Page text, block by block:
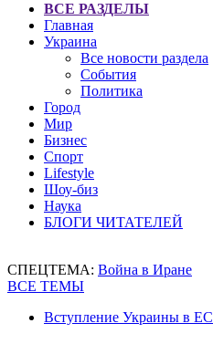
ВСЕ РАЗДЕЛЫ
Главная
Украина
Все новости раздела
События
Политика
Город
Мир
Бизнес
Спорт
Lifestyle
Шоу-биз
Наука
БЛОГИ ЧИТАТЕЛЕЙ
СПЕЦТЕМА: Война в Иране
ВСЕ ТЕМЫ
Вступление Украины в ЕС